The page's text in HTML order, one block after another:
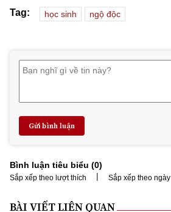
Tag: học sinh ngộ độc
Gửi bình luận
Bình luận tiêu biểu (0)
Sắp xếp theo lượt thích | Sắp xếp theo ngày
BÀI VIẾT LIÊN QUAN